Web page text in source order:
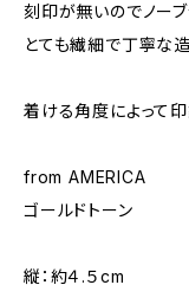
刻印が無いのでノーブ
とても繊細で丁寧な造
着ける角度によって
from AMERICA
ゴールドトーン
縦：約４.５cm